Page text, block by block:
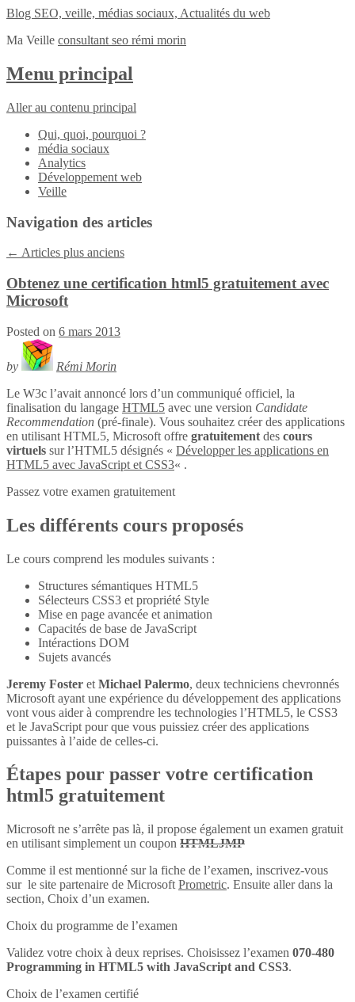
Blog SEO, veille, médias sociaux, Actualités du web
Ma Veille consultant seo rémi morin
Menu principal
Aller au contenu principal
Qui, quoi, pourquoi ?
média sociaux
Analytics
Développement web
Veille
Navigation des articles
← Articles plus anciens
Obtenez une certification html5 gratuitement avec
Microsoft
Posted on 6 mars 2013
by
Rémi Morin
Le W3c l’avait annoncé lors d’un communiqué officiel, la
finalisation du langage HTML5 avec une version Candidate
Recommendation (pré-finale). Vous souhaitez créer des applications
en utilisant HTML5, Microsoft offre gratuitement des cours
virtuels sur l’HTML5 désignés « Développer les applications en
HTML5 avec JavaScript et CSS3« .
Passez votre examen gratuitement
Les différents cours proposés
Le cours comprend les modules suivants :
Structures sémantiques HTML5
Sélecteurs CSS3 et propriété Style
Mise en page avancée et animation
Capacités de base de JavaScript
Intéractions DOM
Sujets avancés
Jeremy Foster et Michael Palermo, deux techniciens chevronnés
Microsoft ayant une expérience du développement des applications
vont vous aider à comprendre les technologies l’HTML5, le CSS3
et le JavaScript pour que vous puissiez créer des applications
puissantes à l’aide de celles-ci.
Étapes pour passer votre certification
html5 gratuitement
Microsoft ne s’arrête pas là, il propose également un examen gratuit
en utilisant simplement un coupon HTMLJMP
Comme il est mentionné sur la fiche de l’examen, inscrivez-vous
sur le site partenaire de Microsoft Prometric. Ensuite aller dans la
section, Choix d’un examen.
Choix du programme de l’examen
Validez votre choix à deux reprises. Choisissez l’examen 070-480
Programming in HTML5 with JavaScript and CSS3.
Choix de l’examen certifié